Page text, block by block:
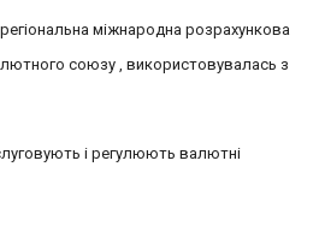
регіональна міжнародна розрахункова
союзу , використовувалась з
і регулюють валютні